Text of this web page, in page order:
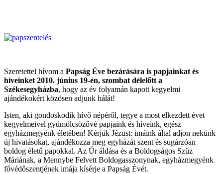
Szeretettel hívom a Papság Éve bezárására is papjainkat és
híveinket 2010. június 19-én, szombat délelőtt a
Székesegyházba, hogy az év folyamán kapott kegyelmi
ajándékokért közösen adjunk hálát!
Isten, aki gondoskodik hívő népéről, tegye a most elkezdett évet
kegyelmeivel gyümölcsözővé papjaink és híveink, egész
egyházmegyénk életében! Kérjük Jézust: imáink által adjon nekünk
új hivatásokat, ajándékozza meg egyházát szent és sugárzóan
boldog életű papokkal. Az Úr áldása és a Boldogságos Szűz
Máriának, a Mennybe Felvett Boldogasszonynak, egyházmegyénk
fővédőszentjének imája kísérje a Papság Évét.